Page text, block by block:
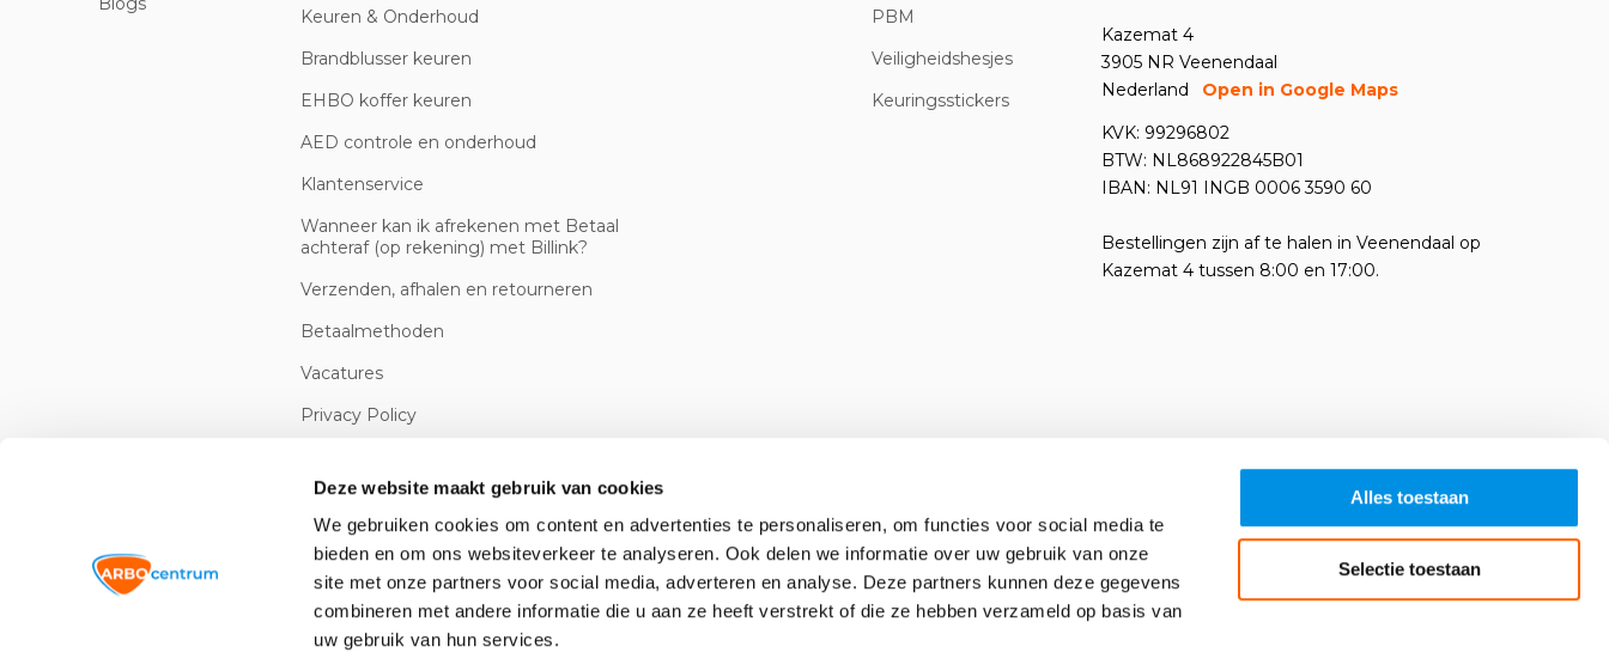
Deze website maakt gebruik van cookies
We gebruiken cookies om content en advertenties te personaliseren, om functies voor social media te
bieden en om ons websiteverkeer te analyseren. Ook delen we informatie over uw gebruik van onze
site met onze partners voor social media, adverteren en analyse. Deze partners kunnen deze gegevens
combineren met andere informatie die u aan ze heeft verstrekt of die ze hebben verzameld op basis van
uw gebruik van hun services.
Alles toestaan
Selectie toestaan
Keuren & Onderhoud
Brandblusser keuren
EHBO koffer keuren
AED controle en onderhoud
Klantenservice
Wanneer kan ik afrekenen met Betaal
achteraf (op rekening) met Billink?
Verzenden, afhalen en retourneren
Betaalmethoden
Vacatures
Privacy Policy
PBM
Veiligheidshesjes
Keuringsstickers
Kazemat 4
3905 NR Veenendaal
Nederland
Open in Google Maps
KVK: 99296802
BTW: NL868922845B01
IBAN: NL91 INGB 0006 3590 60
Bestellingen zijn af te halen in Veenendaal op
Kazemat 4 tussen 8:00 en 17:00.